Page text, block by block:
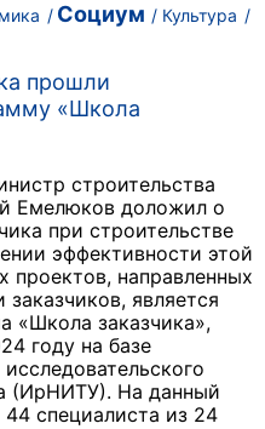
Социум
Культура
прошли
«Школа
строительства
Емелюков доложил о
при строительстве
эффективности этой
направленных
является
«Школа заказчика»,
году на базе
(ИрНИТУ). На данный
специалиста из 24